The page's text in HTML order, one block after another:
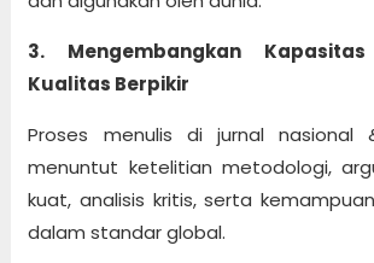
3. Mengembangkan
Kualitas Berpikir
Proses menulis di jurnal nasional
menuntut ketelitian metodologi,
kuat, analisis kritis, serta
dalam standar global.